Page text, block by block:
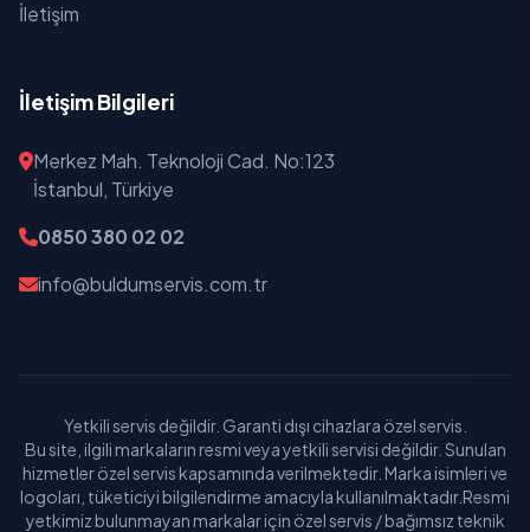
İletişim
İletişim Bilgileri
Merkez Mah. Teknoloji Cad. No:123
İstanbul, Türkiye
0850 380 02 02
info@buldumservis.com.tr
Yetkili servis değildir. Garanti dışı cihazlara özel servis.
Bu site, ilgili markaların resmi veya yetkili servisi değildir. Sunulan
hizmetler özel servis kapsamında verilmektedir. Marka isimleri ve
logoları, tüketiciyi bilgilendirme amacıyla kullanılmaktadır.Resmi
yetkimiz bulunmayan markalar için özel servis / bağımsız teknik